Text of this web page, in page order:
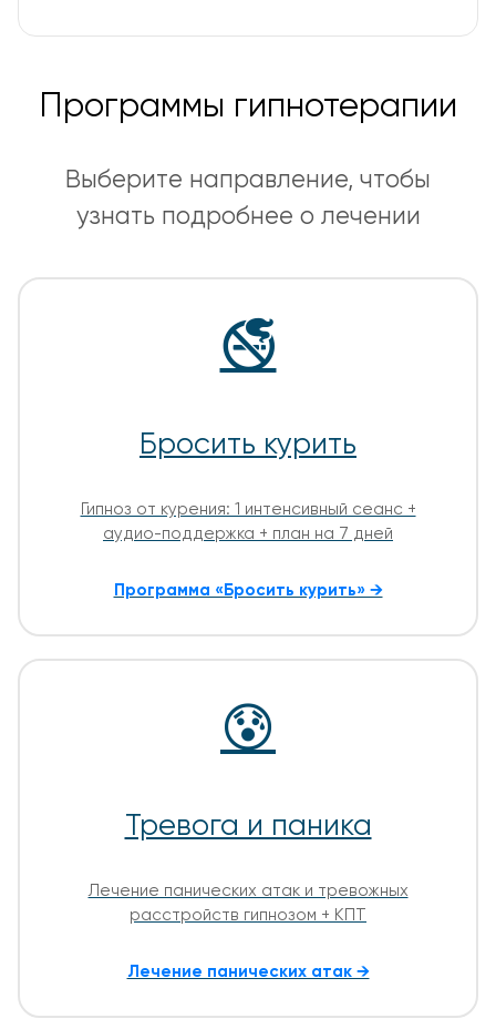
Программы гипнотерапии
Выберите направление, чтобы
узнать подробнее о лечении
🚭
Бросить курить
Гипноз от курения: 1 интенсивный сеанс +
аудио-поддержка + план на 7 дней
Программа «Бросить курить» →
😰
Тревога и паника
Лечение панических атак и тревожных
расстройств гипнозом + КПТ
Лечение панических атак →